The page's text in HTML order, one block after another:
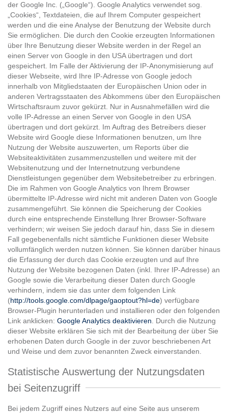
der Google Inc. („Google“). Google Analytics verwendet sog.
„Cookies“, Textdateien, die auf Ihrem Computer gespeichert
werden und die eine Analyse der Benutzung der Website durch
Sie ermöglichen. Die durch den Cookie erzeugten Informationen
über Ihre Benutzung dieser Website werden in der Regel an
einen Server von Google in den USA übertragen und dort
gespeichert. Im Falle der Aktivierung der IP-Anonymisierung auf
dieser Webseite, wird Ihre IP-Adresse von Google jedoch
innerhalb von Mitgliedstaaten der Europäischen Union oder in
anderen Vertragsstaaten des Abkommens über den Europäischen
Wirtschaftsraum zuvor gekürzt. Nur in Ausnahmefällen wird die
volle IP-Adresse an einen Server von Google in den USA
übertragen und dort gekürzt. Im Auftrag des Betreibers dieser
Website wird Google diese Informationen benutzen, um Ihre
Nutzung der Website auszuwerten, um Reports über die
Websiteaktivitäten zusammenzustellen und weitere mit der
Websitenutzung und der Internetnutzung verbundene
Dienstleistungen gegenüber dem Websitebetreiber zu erbringen.
Die im Rahmen von Google Analytics von Ihrem Browser
übermittelte IP-Adresse wird nicht mit anderen Daten von Google
zusammengeführt. Sie können die Speicherung der Cookies
durch eine entsprechende Einstellung Ihrer Browser-Software
verhindern; wir weisen Sie jedoch darauf hin, dass Sie in diesem
Fall gegebenenfalls nicht sämtliche Funktionen dieser Website
vollumfänglich werden nutzen können. Sie können darüber hinaus
die Erfassung der durch das Cookie erzeugten und auf Ihre
Nutzung der Website bezogenen Daten (inkl. Ihrer IP-Adresse) an
Google sowie die Verarbeitung dieser Daten durch Google
verhindern, indem sie das unter dem folgenden Link
(http://tools.google.com/dlpage/gaoptout?hl=de) verfügbare
Browser-Plugin herunterladen und installieren oder den folgenden
Link anklicken: Google Analytics deaktivieren . Durch die Nutzung
dieser Website erklären Sie sich mit der Bearbeitung der über Sie
erhobenen Daten durch Google in der zuvor beschriebenen Art
und Weise und dem zuvor benannten Zweck einverstanden.
Statistische Auswertung der Nutzungsdaten
bei Seitenzugriff
Bei jedem Zugriff eines Nutzers auf eine Seite aus unserem